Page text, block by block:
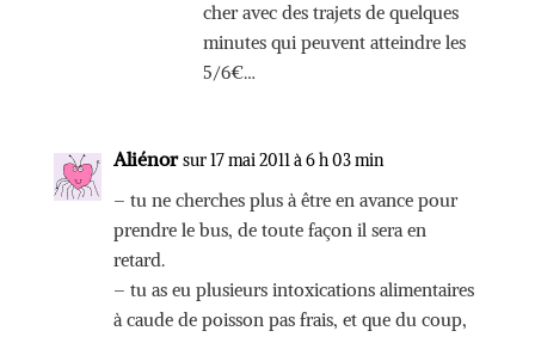
cher avec des trajets de quelques
minutes qui peuvent atteindre les
5/6€…
Aliénor sur 17 mai 2011 à 6 h 03 min
– tu ne cherches plus à être en avance pour
prendre le bus, de toute façon il sera en
retard.
– tu as eu plusieurs intoxications alimentaires
à caude de poisson pas frais, et que du coup,